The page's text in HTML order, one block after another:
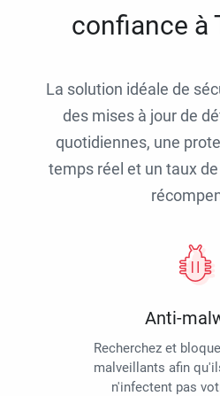
confiance à
La solution idéale de
des mises à jour de
quotidiennes, une
temps réel et un taux
Anti-
Recherchez et
malveillants afin
n'infectent pas